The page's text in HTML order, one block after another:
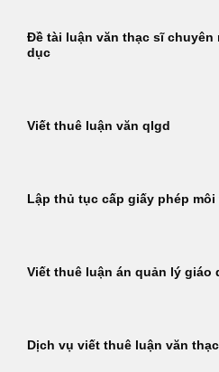
Đề tài luận văn thạc sĩ chuyên
dục
Viết thuê luận văn qlgd
Lập thủ tục cấp giấy phép
Viết thuê luận án quản lý giáo
Dịch vụ viết thuê luận văn